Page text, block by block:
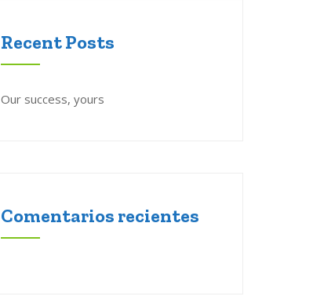
Recent Posts
Our success, yours
Comentarios recientes